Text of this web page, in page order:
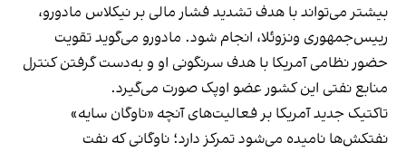
بیشتر می‌تواند با هدف تشدید فشار مالی بر نیکلاس مادورو،
رییس‌جمهوری ونزوئلا، انجام شود. مادورو می‌گوید تقویت
حضور نظامی آمریکا با هدف سرنگونی او و به‌دست گرفتن کنترل
منابع نفتی این کشور عضو اوپک صورت می‌گیرد.
تاکتیک جدید آمریکا بر فعالیت‌های آنچه «ناوگان سایه»
نفتکش‌ها نامیده می‌شود تمرکز دارد؛ ناوگانی که نفت